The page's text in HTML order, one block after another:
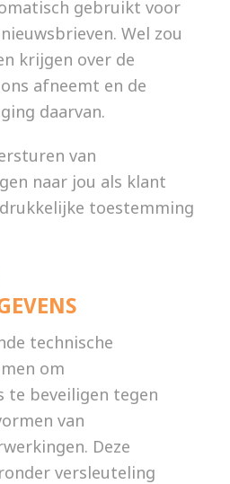
gebruikt voor
Wel zou
krijgen over de
afneemt en de
daarvan.
van
naar jou als klant
toestemming
technische
om
te beveiligen tegen
van
Deze
versleuteling